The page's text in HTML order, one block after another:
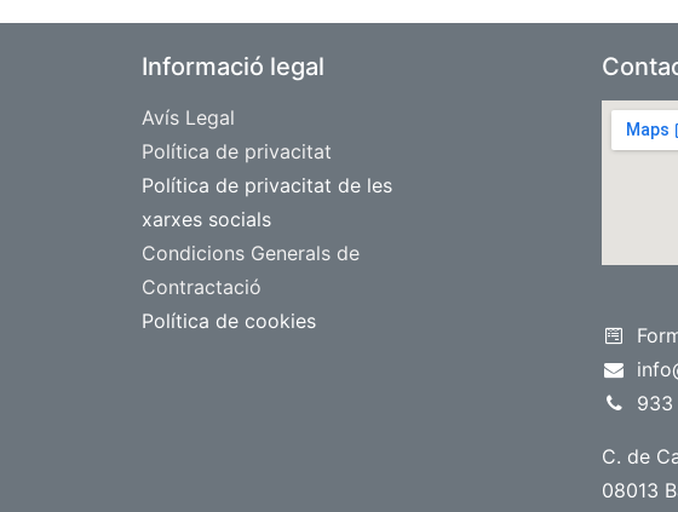
Informació legal
Avís Legal
​Política de privacitat
Política de privacitat de les
xarxes socials
Condicions Generals de
Contractació
Política de cookies
933
C. de
08013